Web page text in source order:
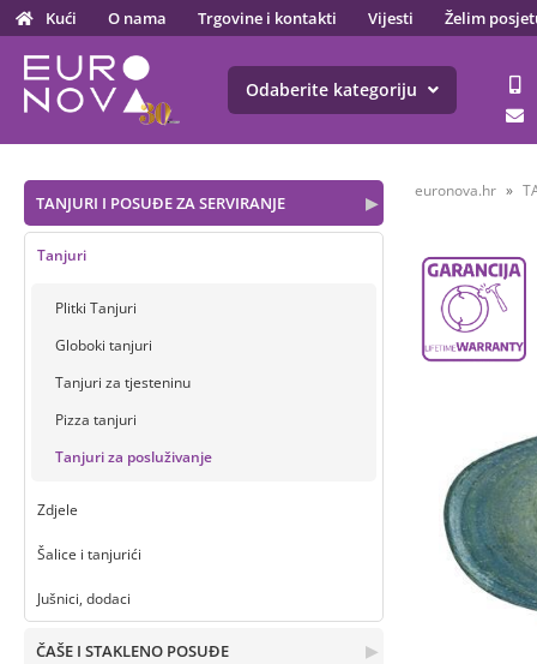
Kući O nama Trgovine i kontakti Vijesti Želim
Odaberite kategoriju
▶
TANJURI I POSUĐE ZA SERVIRANJE
Tanjuri
Plitki Tanjuri
Globoki tanjuri
Tanjuri za tjesteninu
Pizza tanjuri
Tanjuri za posluživanje
Zdjele
Šalice i tanjurići
Jušnici, dodaci
▶
ČAŠE I STAKLENO POSUĐE
euronova.hr